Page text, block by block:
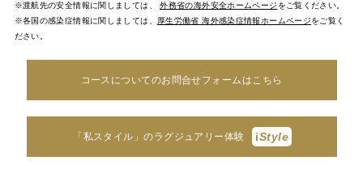
※渡航先の安全情報に関しましては、外務省の海外安全ホームページ をご覧ください。
※各国の感染症情報に関しましては、
厚生労働省 海外感染症情報ホームページをご覧く
ださい。
コースについてのお問合せフォームはこちら
「私スタイル」のラグジュアリー体験 iStyle